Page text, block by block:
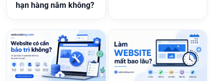
hạn hàng năm không?